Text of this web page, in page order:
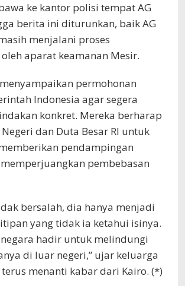
ke kantor polisi tempat AG
berita ini diturunkan, baik AG
menjalani proses
aparat keamanan Mesir.
permohonan
Indonesia agar segera
konkret. Mereka berharap
dan Duta Besar RI untuk
pendampingan
pembebasan
bersalah, dia hanya menjadi
yang tidak ia ketahui isinya.
hadir untuk melindungi
di luar negeri,” ujar keluarga
terus menanti kabar dari Kairo. (*)